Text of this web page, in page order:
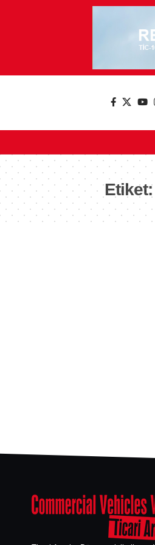
Etiket: